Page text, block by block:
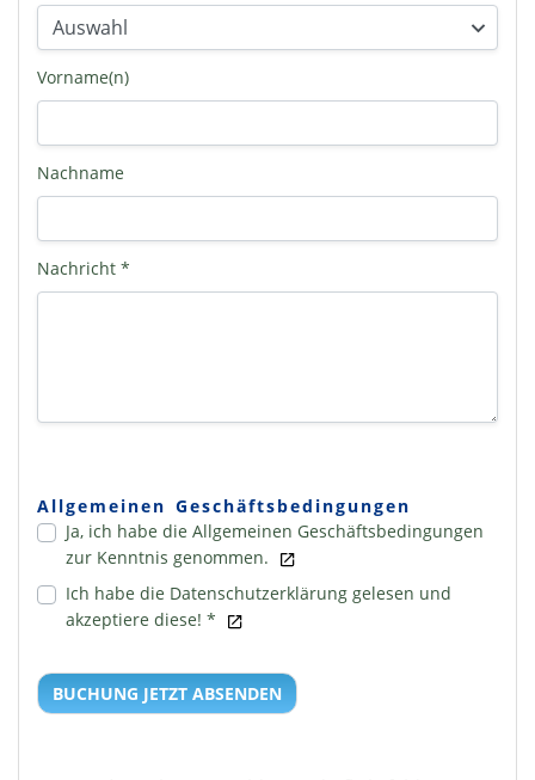
Vorname(n)
Nachname
Nachricht *
Allgemeinen Geschäftsbedingungen
Ja, ich habe die Allgemeinen Geschäftsbedingungen
zur Kenntnis genommen.
Ich habe die Datenschutzerklärung gelesen und
akzeptiere diese! *
BUCHUNG JETZT ABSENDEN